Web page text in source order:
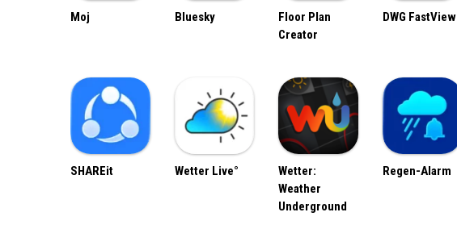
Moj Bluesky
Floor Plan
Creator
DWG FastView
SHAREit Wetter Live°
Wetter:
Weather
Underground
Regen-Alarm